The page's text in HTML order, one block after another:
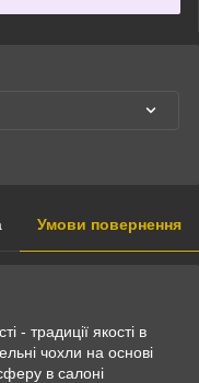
Умови повернення
- традиції якості в
чохли на основі
в салоні